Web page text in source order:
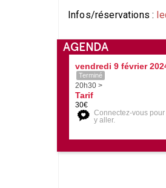
Infos/réservations :
AGENDA
vendredi 9 février
Terminé
20h30 >
Tarif
30€
Connectez-vous
y aller.